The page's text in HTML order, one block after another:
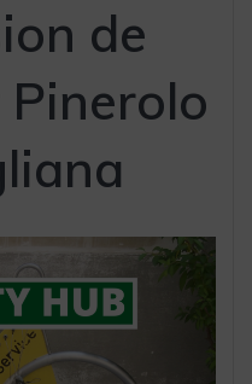
de
Pinerolo